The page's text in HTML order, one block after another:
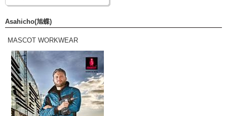
Asahicho(旭蝶)
MASCOT WORKWEAR